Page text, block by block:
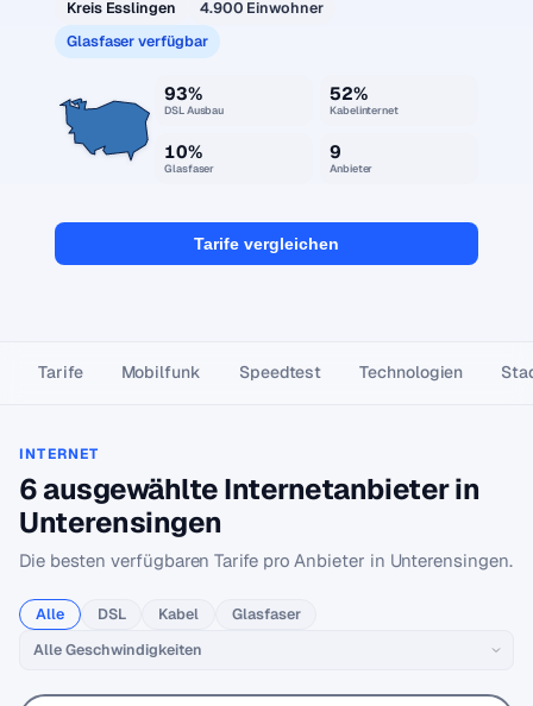
Kreis Esslingen
4.900 Einwohner
Glasfaser verfügbar
93%
DSL Ausbau
52%
Kabelinternet
10%
Glasfaser
9
Anbieter
Tarife vergleichen
Tarife Mobilfunk Speedtest Technologien
INTERNET
6 ausgewählte Internetanbieter in
Unterensingen
Die besten verfügbaren Tarife pro Anbieter in Unterensingen.
Alle DSL Kabel Glasfaser